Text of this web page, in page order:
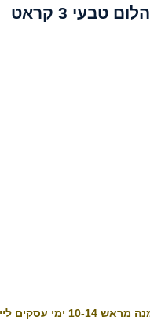
טבעי 3 קראט
10-14 ימי עסקים לייצור